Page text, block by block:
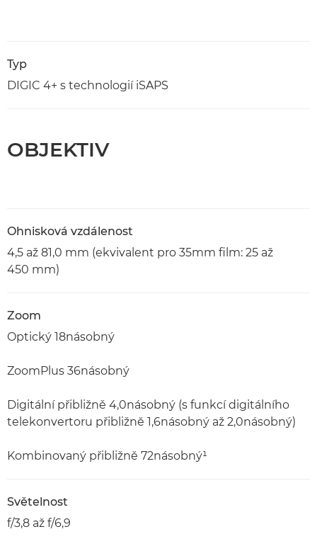
Typ
DIGIC 4+ s technologií iSAPS
OBJEKTIV
Ohnisková vzdálenost
4,5 až 81,0 mm (ekvivalent pro 35mm film: 25 až
450 mm)
Zoom
Optický 18násobný
ZoomPlus 36násobný
Digitální přibližně 4,0násobný (s funkcí digitálního
telekonvertoru přibližně 1,6násobný až 2,0násobný)
Kombinovaný přibližně 72násobný¹
Světelnost
f/3,8 až f/6,9